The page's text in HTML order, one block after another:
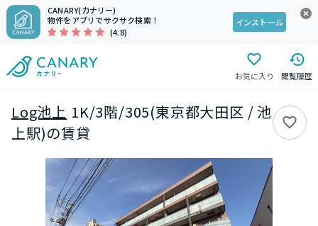
CANARY(カナリー)
物件をアプリでサクサク検索！
(4.8)
インストール
お気に入り 閲覧履歴
Log池上 1K/3階/305(東京都大田区 / 池
上駅)の賃貸